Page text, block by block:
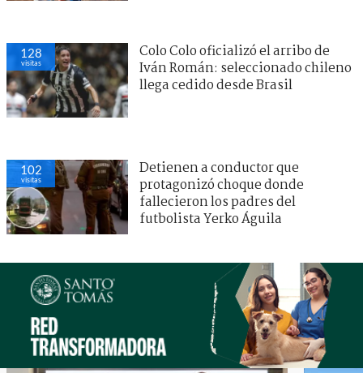
128
visitas
Colo Colo oficializó el arribo de
Iván Román: seleccionado chileno
llega cedido desde Brasil
102
visitas
Detienen a conductor que
protagonizó choque donde
fallecieron los padres del
futbolista Yerko Águila